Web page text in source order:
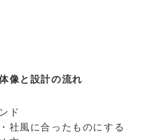
像と設計の流れ
ド
社風に合ったものにする